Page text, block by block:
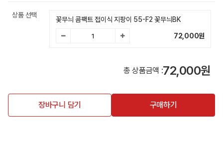
상품 선택
꽃무늬 콤팩트 접이식 지팡이 55-F2 꽃무늬BK
72,000원
총 상품금액 :72,000원
장바구니 담기 구매하기